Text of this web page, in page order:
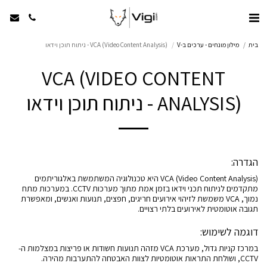
בית מילון מונחים - ערכים ב-V VCA (Video Content Analysis) - ניתוח תוכן וידאו
VCA (VIDEO CONTENT
ANALYSIS) - ניתוח תוכן וידאו
הגדרה:
VCA (Video Content Analysis) היא טכנולוגיה המשתמשת באלגוריתמים
מתקדמים לניתוח תכני וידאו בזמן אמת מתוך מערכות CCTV. במערכות מתח
נמוך, VCA משמשת לזיהוי אירועים חריגים, חפצים, תנועות ואנשים, ומאפשרת
תגובה אוטומטית לאירועים בלתי רצויים.
דוגמה לשימוש:
במרכז קניות גדול, מערכת VCA מזהה תנועות חשודות או פריצות במצלמות ה-
CCTV, ושולחת התראות אוטומטיות לצוות האבטחה להתערבות מהירה.